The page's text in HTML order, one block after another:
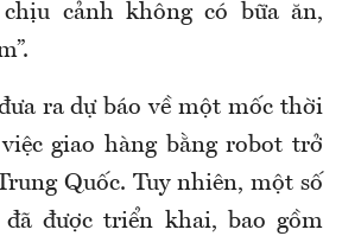
cảnh không có bữa ăn,
ra dự báo về một mốc thời
giao hàng bằng robot trở
Quốc. Tuy nhiên, một số
được triển khai, bao gồm